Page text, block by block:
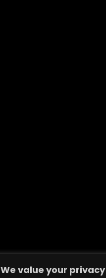
We value your privacy